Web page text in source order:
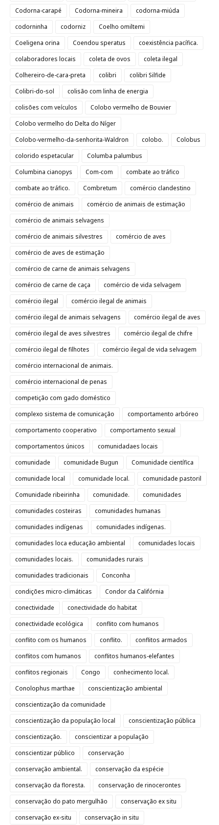
Codorna-carapé
Codorna-mineira
codorna-miúda
codorninha
codorniz
Coelho omiltemi
Coeligena orina
Coendou speratus
coexistência pacífica.
colaboradores locais
coleta de ovos
coleta ilegal
Colhereiro-de-cara-preta
colibri
colibri Silfide
Colibri-do-sol
colisão com linha de energia
colisões com veículos
Colobo vermelho de Bouvier
Colobo vermelho do Delta do Níger
Colobo-vermelho-da-senhorita-Waldron
colobo.
Colobus
colorido espetacular
Columba palumbus
Columbina cianopys
Com-com
combate ao tráfico
combate ao tráfico.
Combretum
comércio clandestino
comércio de animais
comércio de animais de estimação
comércio de animais selvagens
comércio de animais silvestres
comércio de aves
comércio de aves de estimação
comércio de carne de animais selvagens
comércio de carne de caça
comércio de vida selvagem
comércio ilegal
comércio ilegal de animais
comércio ilegal de animais selvagens
comércio ilegal de aves
comércio ilegal de aves silvestres
comércio ilegal de chifre
comércio ilegal de filhotes
comércio ilegal de vida selvagem
comércio internacional de animais.
comércio internacional de penas
competição com gado doméstico
complexo sistema de comunicação
comportamento arbóreo
comportamento cooperativo
comportamento sexual
comportamentos únicos
comunidadaes locais
comunidade
comunidade Bugun
Comunidade científica
comunidade local
comunidade local.
comunidade pastoril
Comunidade ribeirinha
comunidade.
comunidades
comunidades costeiras
comunidades humanas
comunidades indígenas
comunidades indígenas.
comunidades loca educação ambiental
comunidades locais
comunidades locais.
comunidades rurais
comunidades tradicionais
Conconha
condições micro-climáticas
Condor da Califórnia
conectividade
conectividade do habitat
conectividade ecológica
conflito com humanos
conflito com os humanos
conflito.
conflitos armados
conflitos com humanos
conflitos humanos-elefantes
conflitos regionais
Congo
conhecimento local.
Conolophus marthae
conscientização ambiental
conscientização da comunidade
conscientização da população local
conscientização pública
conscientização.
conscientizar a população
conscientizar público
conservação
conservação ambiental.
conservação da espécie
conservação da floresta.
conservação de rinocerontes
conservação do pato mergulhão
conservação ex situ
conservação ex-situ
conservação in situ